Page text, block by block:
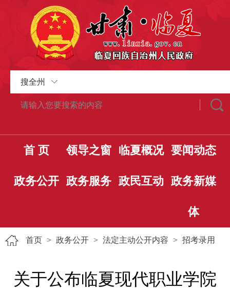
搜全州
首 页 领导之窗 临夏概况 要闻动态
政务公开 政务服务 政民互动 政务新媒
体
首页 > 政务公开 > 法定主动公开内容 > 招考录用
关于公布临夏现代职业学院